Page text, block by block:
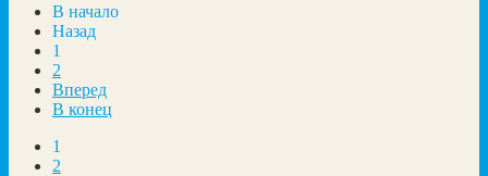
В начало
Назад
1
2
Вперед
В конец
1
2